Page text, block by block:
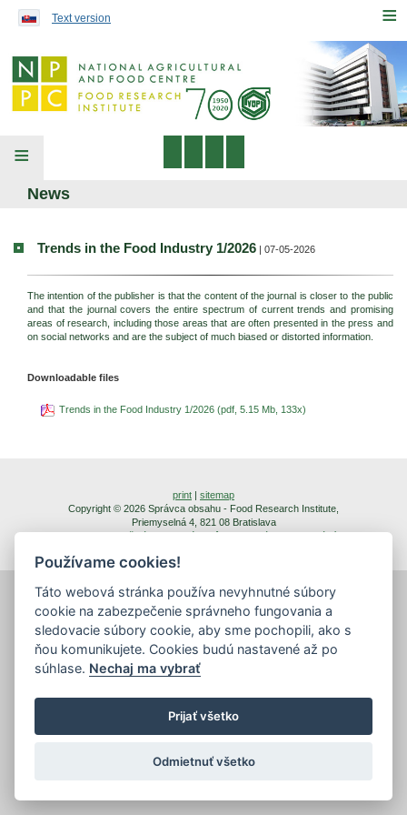
≡
Text version
≡
News
Trends in the Food Industry 1/2026 | 07-05-2026
The intention of the publisher is that the content of the journal is closer to the public
and that the journal covers the entire spectrum of current trends and promising
areas of research, including those areas that are often presented in the press and
on social networks and are the subject of much biased or distorted information.
Downloadable files
Trends in the Food Industry 1/2026 (pdf, 5.15 Mb, 133x)
print | sitemap
Copyright © 2026 Správca obsahu - Food Research Institute,
Priemyselná 4, 821 08 Bratislava
Created byInštitút znalostného pôdohospodárstva a inovácií.
Používame cookies!
Táto webová stránka používa nevyhnutné súbory
cookie na zabezpečenie správneho fungovania a
sledovacie súbory cookie, aby sme pochopili, ako s
ňou komunikujete. Cookies budú nastavené až po
súhlase. Nechaj ma vybrať
Prijať všetko
Odmietnuť všetko